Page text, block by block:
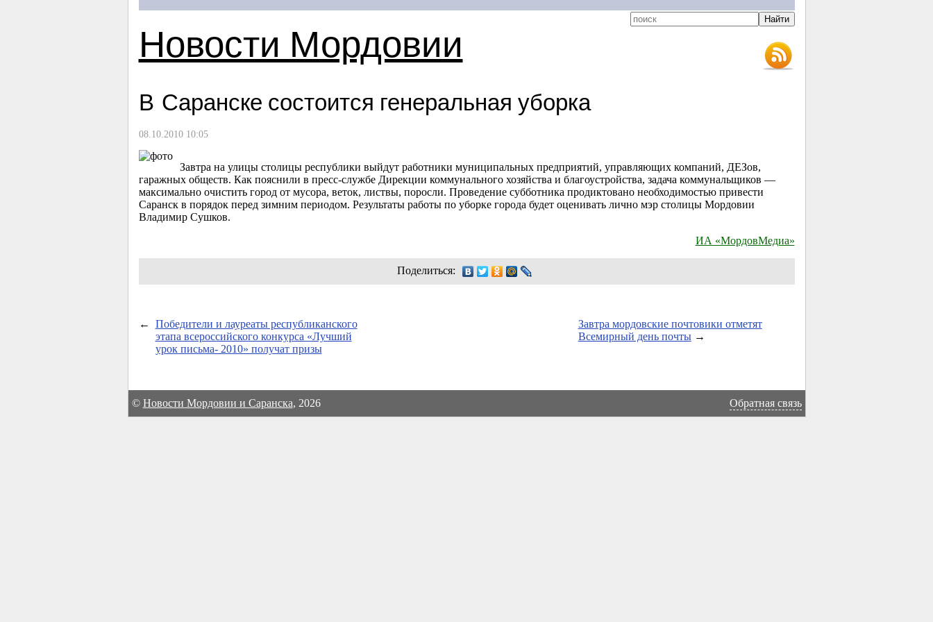
Новости Мордовии
В Саранске состоится генеральная уборка
08.10.2010 10:05
Завтра на улицы столицы республики выйдут работники муниципальных предприятий, управляющих компаний, ДЕЗов,
гаражных обществ. Как пояснили в пресс-службе Дирекции коммунального хозяйства и благоустройства, задача коммунальщиков —
максимально очистить город от мусора, веток, листвы, поросли. Проведение субботника продиктовано необходимостью привести
Саранск в порядок перед зимним периодом. Результаты работы по уборке города будет оценивать лично мэр столицы Мордовии
Владимир Сушков.
ИА «МордовМедиа»
Поделиться:
←
Победители и лауреаты республиканского
этапа всероссийского конкурса «Лучший
урок письма- 2010» получат призы
Завтра мордовские почтовики отметят
Всемирный день почты→
© Новости Мордовии и Саранска, 2026 Обратная связь